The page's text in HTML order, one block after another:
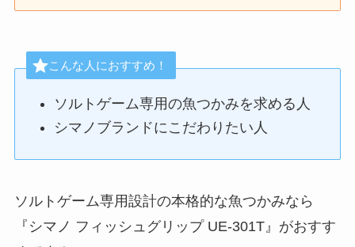
こんな人におすすめ！
ソルトゲーム専用の魚つかみを求める人
シマノブランドにこだわりたい人
ソルトゲーム専用設計の本格的な魚つかみなら
『シマノ フィッシュグリップ UE-301T』がおすす